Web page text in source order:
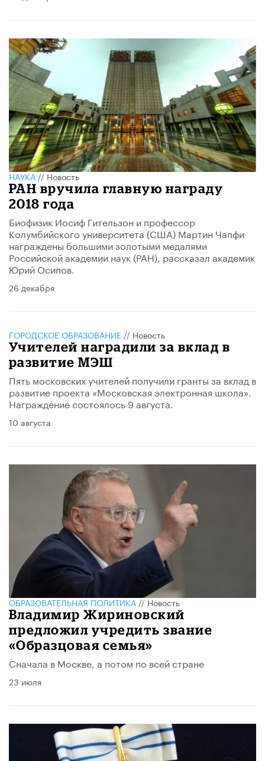
НАУКА//Новость
РАН вручила главную награду
2018 года
Биофизик Иосиф Гительзон и профессор
Колумбийского университета (США) Мартин Чалфи
награждены большими золотыми медалями
Российской академии наук (РАН), рассказал академик
Юрий Осипов.
26 декабря
ГОРОДСКОЕ ОБРАЗОВАНИЕ // Новость
Учителей наградили за вклад в
развитие МЭШ
Пять московских учителей получили гранты за вклад в
развитие проекта «Московская электронная школа».
Награждение состоялось 9 августа.
10 августа
ОБРАЗОВАТЕЛЬНАЯ ПОЛИТИКА//Новость
Владимир Жириновский
предложил учредить звание
«Образцовая семья»
Сначала в Москве, а потом по всей стране
23 июля